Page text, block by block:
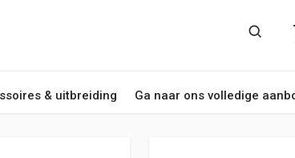
& uitbreiding Ga naar ons volledige